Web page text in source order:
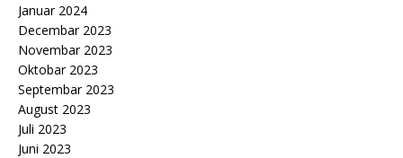
Januar 2024
Decembar 2023
Novembar 2023
Oktobar 2023
Septembar 2023
August 2023
Juli 2023
Juni 2023